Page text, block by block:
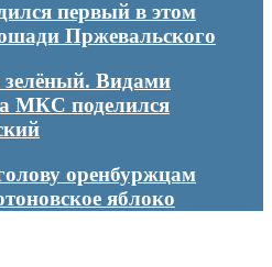
первый в этом
Пржевальского
Видами
МКС поделился
оренбуржцам
яблоко